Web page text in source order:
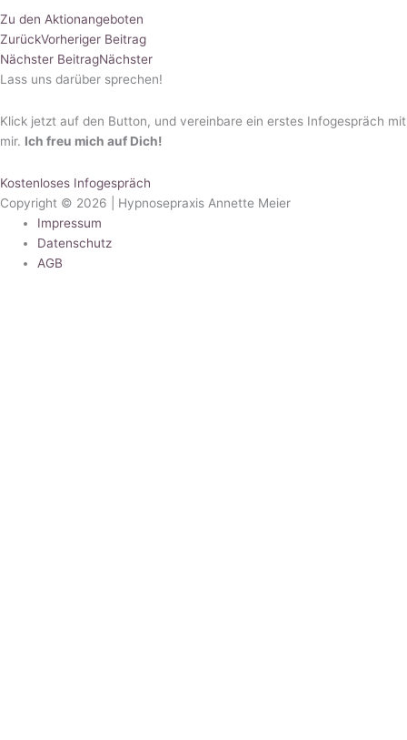
Zu den Aktionangeboten
ZurückVorheriger Beitrag
Nächster BeitragNächster
Lass uns darüber sprechen!
Klick jetzt auf den Button, und vereinbare ein erstes Infogespräch mit
mir. Ich freu mich auf Dich!
Kostenloses Infogespräch
Copyright © 2026 | Hypnosepraxis Annette Meier
Impressum
Datenschutz
AGB